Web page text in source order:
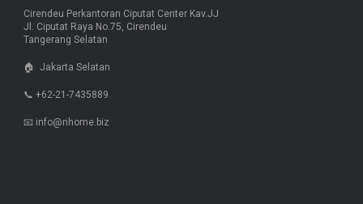
Cirendeu Perkantoran Ciputat Center Kav.JJ
Jl. Ciputat Raya No.75, Cirendeu
Tangerang Selatan
🏠 Jakarta Selatan
📞 +62-21-7435889
📧 info@nhome.biz